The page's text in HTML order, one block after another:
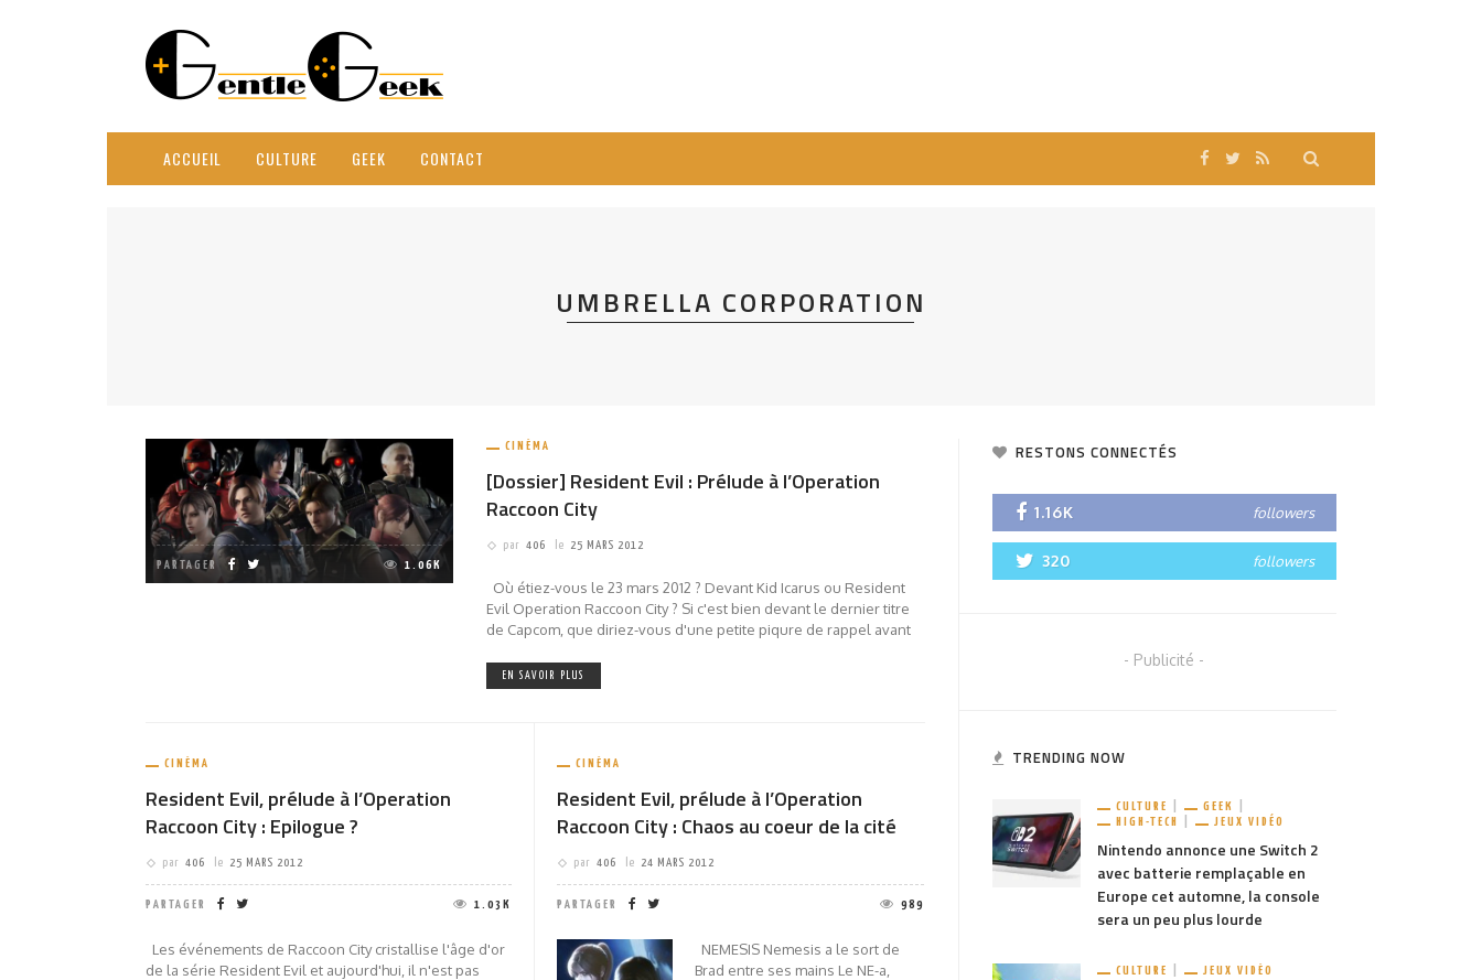
ACCUEIL CULTURE GEEK CONTACT
UMBRELLA CORPORATION
PARTAGER 1.06K
CINÉMA
[Dossier] Resident Evil : Prélude à l’Operation
Raccoon City
par 406 le 25 MARS 2012
Où étiez-vous le 23 mars 2012 ? Devant Kid Icarus ou Resident
Evil Operation Raccoon City ? Si c'est bien devant le dernier titre
de Capcom, que diriez-vous d'une petite piqure de rappel avant
EN SAVOIR PLUS
CINÉMA
Resident Evil, prélude à l’Operation
Raccoon City : Epilogue ?
par 406 le 25 MARS 2012
PARTAGER 1.03K
Les événements de Raccoon City cristallise l'âge d'or
de la série Resident Evil et aujourd'hui, il n'est pas
CINÉMA
Resident Evil, prélude à l’Operation
Raccoon City : Chaos au coeur de la cité
par 406 le 24 MARS 2012
PARTAGER 989
NEMESIS Nemesis a le sort de
Brad entre ses mains Le NE-a,
RESTONS CONNECTÉS
1.16K followers
320 followers
- Publicité -
TRENDING NOW
CULTURE
GEEK
HIGH-TECH
JEUX VIDÉO
Nintendo annonce une Switch 2
avec batterie remplaçable en
Europe cet automne, la console
sera un peu plus lourde
CULTURE JEUX VIDÉO